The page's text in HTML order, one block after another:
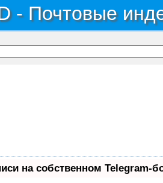
- Почтовые
на собственном Telegram-